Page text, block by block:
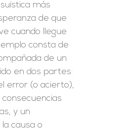
más
de que
cuando llegue
consta de
de un
en dos partes:
error (o acierto),
y un
causa o